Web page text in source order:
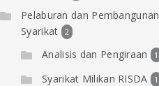
Pelaburan dan Pembangunan
Syarikat
2
Analisis dan Pengiraan 1
Syarikat Milikan RISDA 1